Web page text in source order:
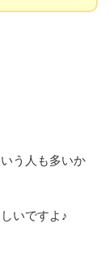
う人も多いか
いですよ♪